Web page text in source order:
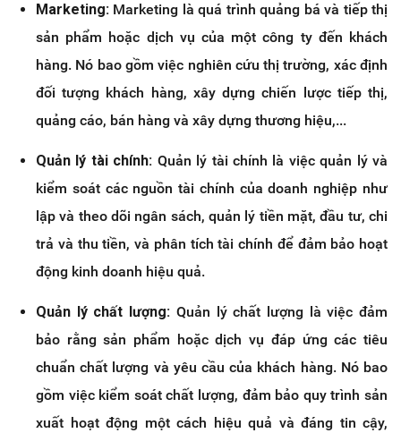
Marketing: Marketing là quá trình quảng bá và tiếp thị
sản phẩm hoặc dịch vụ của một công ty đến khách
hàng. Nó bao gồm việc nghiên cứu thị trường, xác định
đối tượng khách hàng, xây dựng chiến lược tiếp thị,
quảng cáo, bán hàng và xây dựng thương hiệu,...
Quản lý tài chính: Quản lý tài chính là việc quản lý và
kiểm soát các nguồn tài chính của doanh nghiệp như
lập và theo dõi ngân sách, quản lý tiền mặt, đầu tư, chi
trả và thu tiền, và phân tích tài chính để đảm bảo hoạt
động kinh doanh hiệu quả.
Quản lý chất lượng: Quản lý chất lượng là việc đảm
bảo rằng sản phẩm hoặc dịch vụ đáp ứng các tiêu
chuẩn chất lượng và yêu cầu của khách hàng. Nó bao
gồm việc kiểm soát chất lượng, đảm bảo quy trình sản
xuất hoạt động một cách hiệu quả và đáng tin cậy,